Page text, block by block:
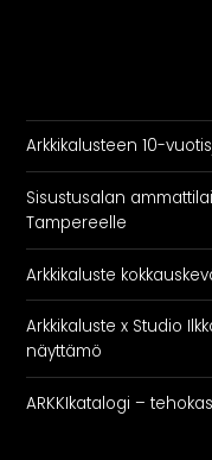
Arkkikalusteen 10-
Sisustusalan
Tampereelle
Arkkikaluste
Arkkikaluste x Studio
näyttämö
ARKKIkatalogi –